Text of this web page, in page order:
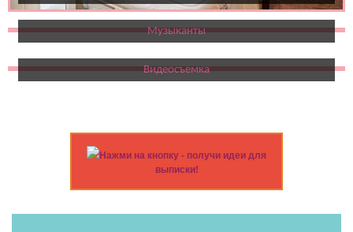
Музыканты
Видеосъемка
Нажми на кнопку - получи идеи для
выписки!